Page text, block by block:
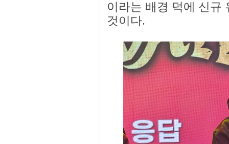
이라는 배경 덕에 신규
것이다.